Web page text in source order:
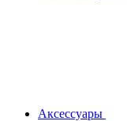
Аксессуары